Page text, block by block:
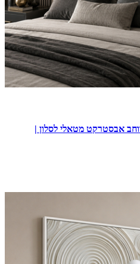
אבסטרקט מטאלי לסלון |